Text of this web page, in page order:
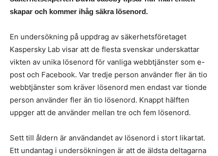
skapar och kommer ihåg säkra lösenord.
En undersökning på uppdrag av säkerhetsföretaget
Kaspersky Lab visar att de flesta svenskar underskattar
vikten av unika lösenord för vanliga webbtjänster som e-
post och Facebook. Var tredje person använder fler än tio
webbtjänster som kräver lösenord men endast var tionde
person använder fler än tio lösenord. Knappt hälften
uppger att de använder mellan tre och fem lösenord.
Sett till åldern är användandet av lösenord i stort likartat.
Ett undantag i undersökningen är att de äldsta deltagarna